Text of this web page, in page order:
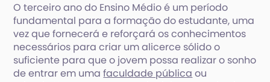
O terceiro ano do Ensino Médio é um período
fundamental para a formação do estudante, uma
vez que fornecerá e reforçará os conhecimentos
necessários para criar um alicerce sólido o
suficiente para que o jovem possa realizar o sonho
de entrar em umafaculdade pública ou